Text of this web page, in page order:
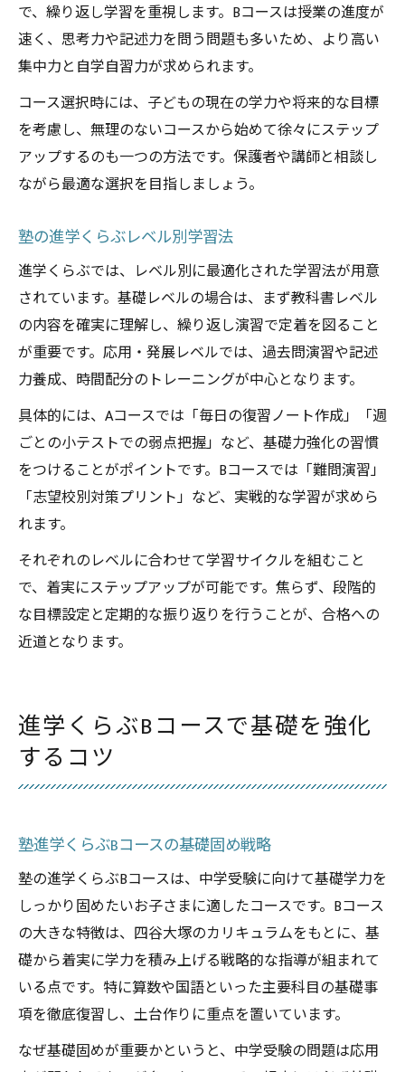
で、繰り返し学習を重視します。Bコースは授業の進度が
速く、思考力や記述力を問う問題も多いため、より高い
集中力と自学自習力が求められます。
コース選択時には、子どもの現在の学力や将来的な目標
を考慮し、無理のないコースから始めて徐々にステップ
アップするのも一つの方法です。保護者や講師と相談し
ながら最適な選択を目指しましょう。
塾の進学くらぶレベル別学習法
進学くらぶでは、レベル別に最適化された学習法が用意
されています。基礎レベルの場合は、まず教科書レベル
の内容を確実に理解し、繰り返し演習で定着を図ること
が重要です。応用・発展レベルでは、過去問演習や記述
力養成、時間配分のトレーニングが中心となります。
具体的には、Aコースでは「毎日の復習ノート作成」「週
ごとの小テストでの弱点把握」など、基礎力強化の習慣
をつけることがポイントです。Bコースでは「難問演習」
「志望校別対策プリント」など、実戦的な学習が求めら
れます。
それぞれのレベルに合わせて学習サイクルを組むこと
で、着実にステップアップが可能です。焦らず、段階的
な目標設定と定期的な振り返りを行うことが、合格への
近道となります。
進学くらぶBコースで基礎を強化
するコツ
塾進学くらぶBコースの基礎固め戦略
塾の進学くらぶBコースは、中学受験に向けて基礎学力を
しっかり固めたいお子さまに適したコースです。Bコース
の大きな特徴は、四谷大塚のカリキュラムをもとに、基
礎から着実に学力を積み上げる戦略的な指導が組まれて
いる点です。特に算数や国語といった主要科目の基礎事
項を徹底復習し、土台作りに重点を置いています。
なぜ基礎固めが重要かというと、中学受験の問題は応用